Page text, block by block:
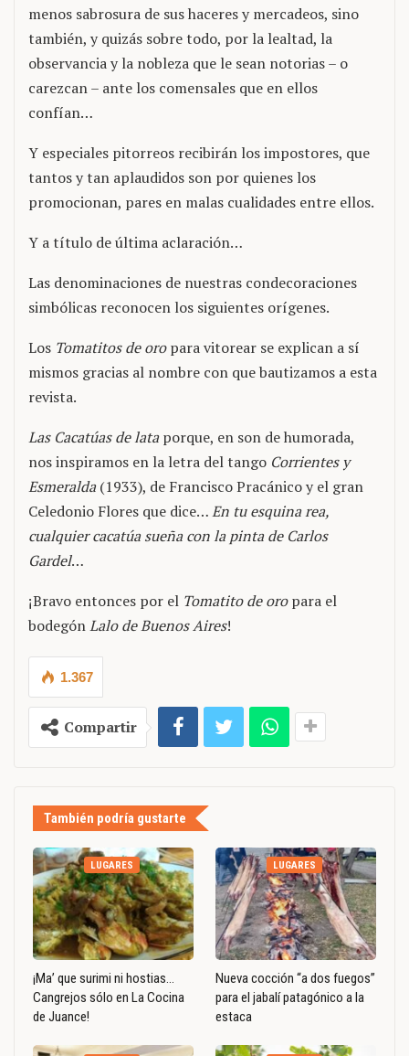
menos sabrosura de sus haceres y mercadeos, sino
también, y quizás sobre todo, por la lealtad, la
observancia y la nobleza que le sean notorias – o
carezcan – ante los comensales que en ellos
confían…
Y especiales pitorreos recibirán los impostores, que
tantos y tan aplaudidos son por quienes los
promocionan, pares en malas cualidades entre ellos.
Y a título de última aclaración…
Las denominaciones de nuestras condecoraciones
simbólicas reconocen los siguientes orígenes.
Los Tomatitos de oropara vitorear se explican a sí
mismos gracias al nombre con que bautizamos a esta
revista.
Las Cacatúas de lataporque, en son de humorada,
nos inspiramos en la letra del tango Corrientes y
Esmeralda(1933), de Francisco Pracánico y el gran
Celedonio Flores que dice…En tu esquina rea,
cualquier cacatúa sueña con la pinta de Carlos
Gardel…
¡Bravo entonces por el Tomatito de oropara el
bodegónLalo de Buenos Aires!
1.367
Compartir
También podría gustarte
LUGARES
¡Ma’ que surimi ni hostias…
Cangrejos sólo en La Cocina
de Juance!
LUGARES
Nueva cocción “a dos fuegos”
para el jabalí patagónico a la
estaca